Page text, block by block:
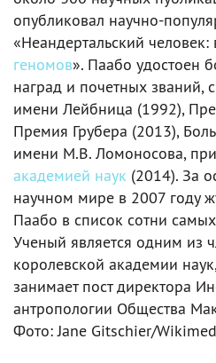
опубликовал научно-
«Неандертальский
геномов». Паабо удостоен
наград и почетных званий,
имени Лейбница (1992),
Премия Грубера (2013),
имени М.В. Ломоносова,
академией наук (2014). За
научном мире в 2007 году
Паабо в список сотни
Ученый является одним из
королевской академии
занимает пост директора
антропологии Общества
Фото: Jane Gitschier/